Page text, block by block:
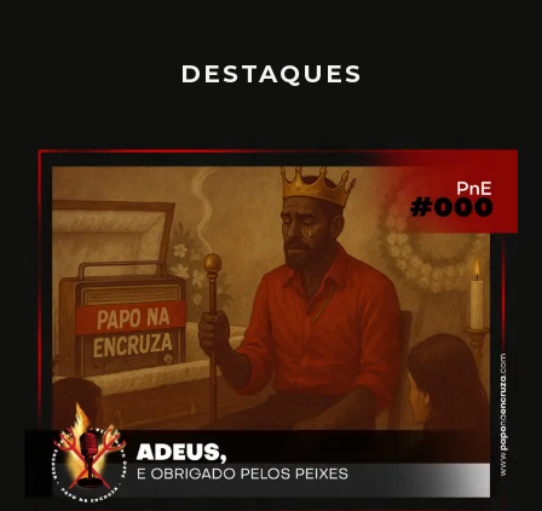
DESTAQUES